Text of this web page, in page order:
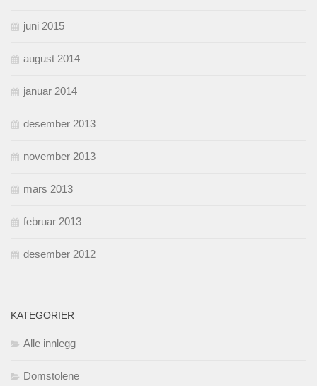
juni 2015
august 2014
januar 2014
desember 2013
november 2013
mars 2013
februar 2013
desember 2012
KATEGORIER
Alle innlegg
Domstolene